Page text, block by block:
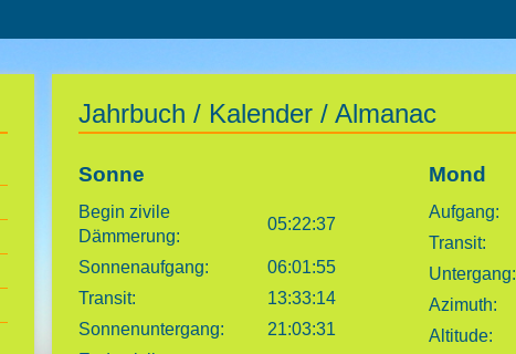
Jahrbuch / Kalender / Almanac
Sonne
Begin zivile
Dämmerung:
05:22:37
Sonnenaufgang:
06:01:55
Transit:
13:33:14
Sonnenuntergang:
21:03:31
Mond
Aufgang:
Transit:
Untergang:
Azimuth:
Altitude: